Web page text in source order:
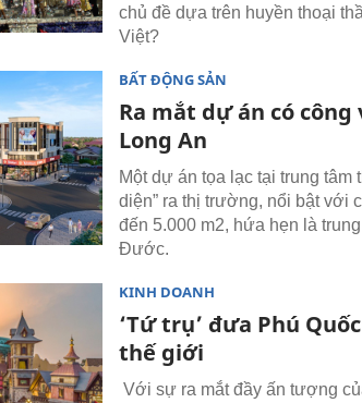
chủ đề dựa trên huyền thoại
Việt?
BẤT ĐỘNG SẢN
Ra mắt dự án có
Long An
Một dự án tọa lạc tại trung
diện” ra thị trường, nổi bật với
đến 5.000 m2, hứa hẹn là
Đước.
KINH DOANH
‘Tứ trụ’ đưa Phú
thế giới
Với sự ra mắt đầy ấn tượng